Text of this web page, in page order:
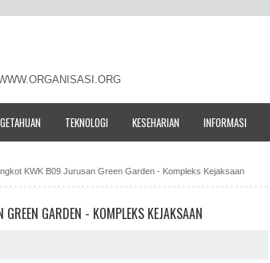
TEKNOLOGI KESEHARIAN INFORMASI
KWK B09 Jurusan Green Garden - Kompleks Kejaksaan
GARDEN - KOMPLEKS KEJAKSAAN